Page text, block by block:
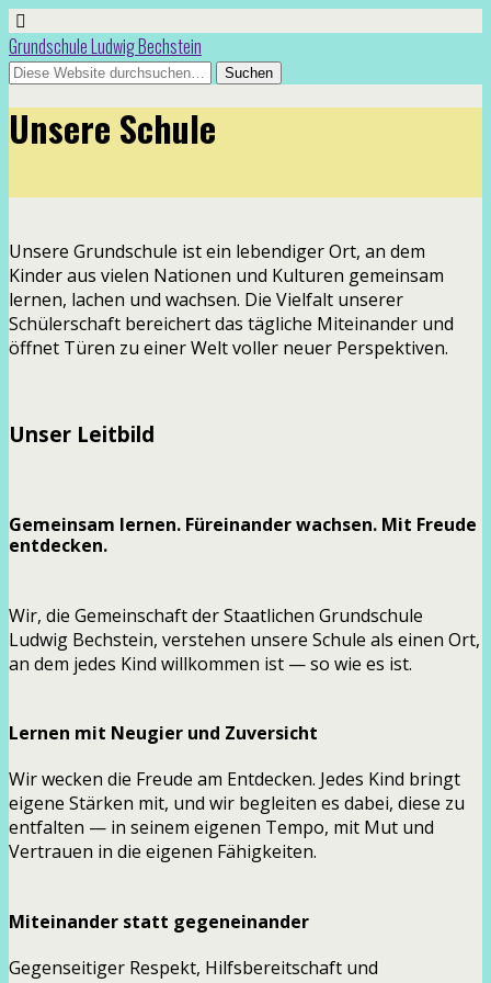
Grundschule Ludwig Bechstein
Unsere Schule
Unsere Grundschule ist ein lebendiger Ort, an dem
Kinder aus vielen Nationen und Kulturen gemeinsam
lernen, lachen und wachsen. Die Vielfalt unserer
Schülerschaft bereichert das tägliche Miteinander und
öffnet Türen zu einer Welt voller neuer Perspektiven.
Unser Leitbild
Gemeinsam lernen. Füreinander wachsen. Mit Freude
entdecken.
Wir, die Gemeinschaft der Staatlichen Grundschule
Ludwig Bechstein, verstehen unsere Schule als einen Ort,
an dem jedes Kind willkommen ist — so wie es ist.
Lernen mit Neugier und Zuversicht
Wir wecken die Freude am Entdecken. Jedes Kind bringt
eigene Stärken mit, und wir begleiten es dabei, diese zu
entfalten — in seinem eigenen Tempo, mit Mut und
Vertrauen in die eigenen Fähigkeiten.
Miteinander statt gegeneinander
Gegenseitiger Respekt, Hilfsbereitschaft und